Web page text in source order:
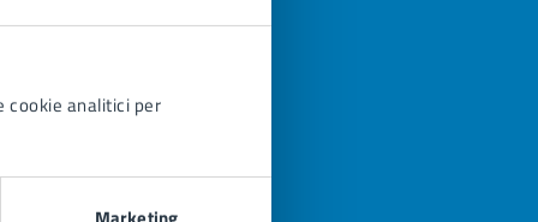
cookie analitici per